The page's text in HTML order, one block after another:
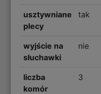
usztywniane
plecy
tak
wyjście na
słuchawki
nie
liczba
komór
3